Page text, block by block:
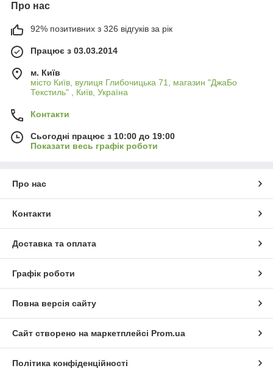
Про нас
92% позитивних з 326 відгуків за рік
Працює з 03.03.2014
м. Київ
місто Київ, вулиця Глибочицька 71, магазин "ДжаБо
Текстиль" , Київ, Україна
Контакти
Сьогодні працює з 10:00 до 19:00
Показати весь графік роботи
Про нас
Контакти
Доставка та оплата
Графік роботи
Повна версія сайту
Сайт створено на маркетплейсі Prom.ua
Політика конфіденційності